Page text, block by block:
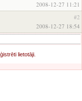
2008-12-27 11:21
#2
2008-12-27 18:54
lietotāji.